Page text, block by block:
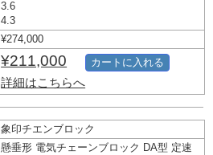
3.6
4.3
¥274,000
¥211,000
詳細はこちらへ
カートに入れる
象印チエンブロック
懸垂形 電気チェーンブロック DA型 定速